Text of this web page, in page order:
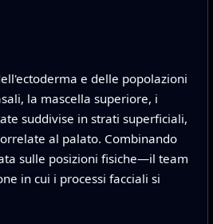
e delle popolazioni
la mascella superiore, i
suddivise in strati superficiali,
al palato. Combinando
sulle posizioni fisiche—il team
in cui i processi facciali si